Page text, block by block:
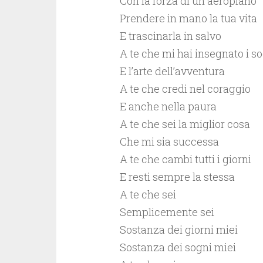
Prendere in mano la tua vita
E trascinarla in salvo
A te che mi hai insegnato i
E l’arte dell’avventura
A te che credi nel coraggio
E anche nella paura
A te che sei la miglior cosa
Che mi sia successa
A te che cambi tutti i giorni
E resti sempre la stessa
A te che sei
Semplicemente sei
Sostanza dei giorni miei
Sostanza dei sogni miei